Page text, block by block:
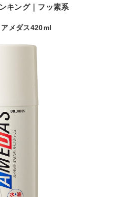
キング｜フッ素系
メダス420ml